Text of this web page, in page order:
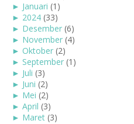
► Januari (1)
► 2024 (33)
► Desember (6)
► November (4)
► Oktober (2)
► September (1)
► Juli (3)
► Juni (2)
► Mei (2)
► April (3)
► Maret (3)